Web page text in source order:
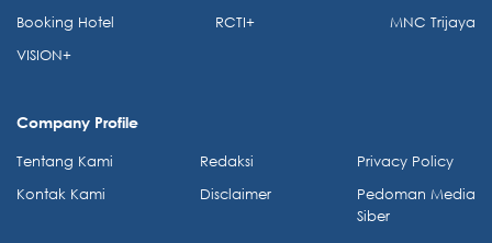
Booking Hotel
VISION+
RCTI+
MNC Trijaya
Company Profile
Tentang Kami
Kontak Kami
Redaksi
Disclaimer
Privacy Policy
Pedoman Media
Siber